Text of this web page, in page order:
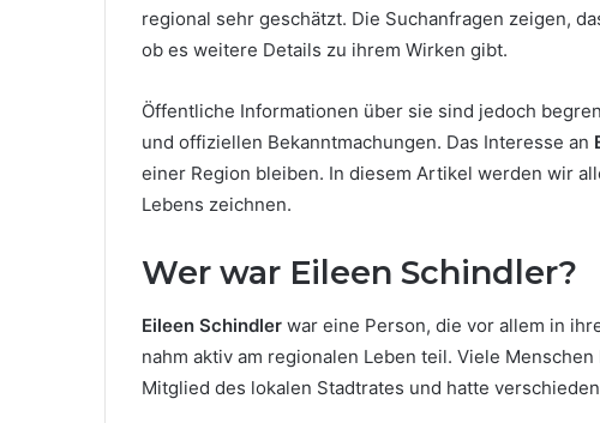
regional sehr geschätzt. Die Suchanfragen zeigen,
ob es weitere Details zu ihrem Wirken gibt.
Öffentliche Informationen über sie sind jedoch
und offiziellen Bekanntmachungen. Das Interesse an
einer Region bleiben. In diesem Artikel werden wir
Lebens zeichnen.
Wer war Eileen Schindler?
Eileen Schindler war eine Person, die vor allem in
nahm aktiv am regionalen Leben teil. Viele
Mitglied des lokalen Stadtrates und hatte